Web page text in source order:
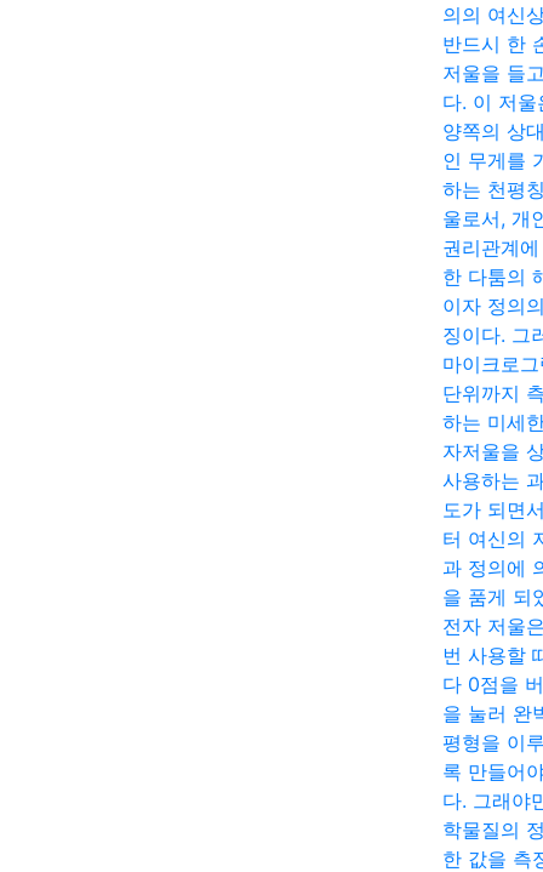
의의 여신
반드시 한
저울을 들
다. 이 저울
양쪽의 상
인 무게를
하는 천평
울로서, 개
권리관계
한 다툼의
이자 정의
징이다. 그
마이크로
단위까지
하는 미세
자저울을
사용하는
도가 되면
터 여신의
과 정의에
을 품게 되
전자 저울
번 사용할
다 0점을
을 눌러 완
평형을 이
록 만들어
다. 그래야
학물질의
한 값을 측